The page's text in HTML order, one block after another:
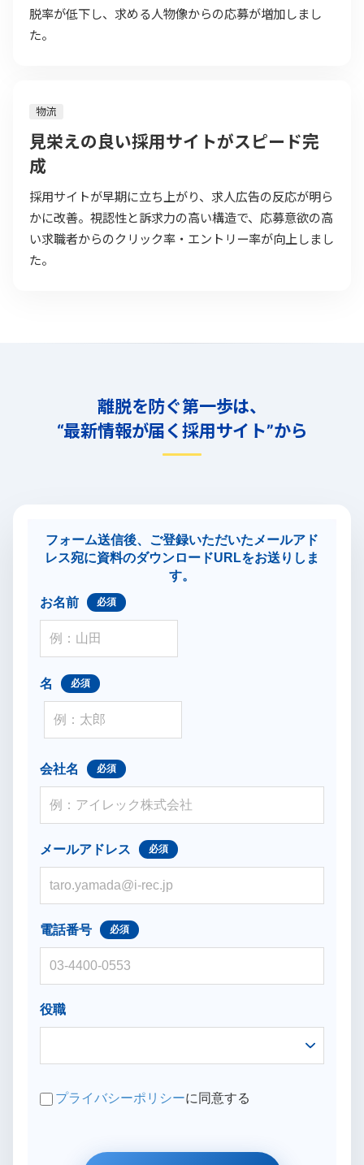
脱率が低下し、求める人物像からの応募が増加しまし
た。
物流
見栄えの良い採用サイトがスピード完
成
採用サイトが早期に立ち上がり、求人広告の反応が明ら
かに改善。視認性と訴求力の高い構造で、応募意欲の高
い求職者からのクリック率・エントリー率が向上しまし
た。
離脱を防ぐ第一歩は、
“最新情報が届く採用サイト”から